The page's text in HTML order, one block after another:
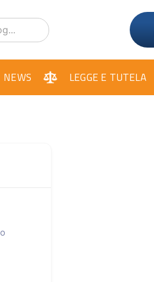
NEWS LEGGE E TUTELA